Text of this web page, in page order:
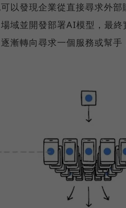
以發現企業從直接尋求外
域並開發部署AI模型，最終
漸轉向尋求一個服務或幫手